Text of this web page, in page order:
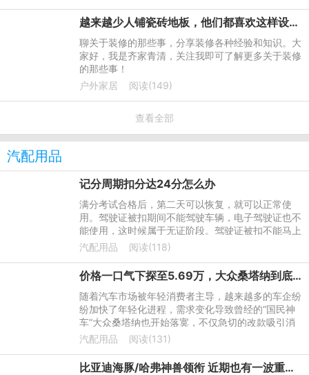
越来越少人铺瓷砖地板，他们都喜欢这样设计，实用又美观
聊关于装修的那些事，分享装修各种经验和知识。大
家好，我是齐家青清，关注我即可了解更多关于装修
的那些事！
户外家居
阅读(149)
查看全部
汽配用品
记分周期扣分达24分怎么办
满分考试合格后，第二天可以恢复，就可以正常使
用。驾驶证被扣期间不能驾驶车辆，电子驾驶证也不
能使用，这时候属于无证阶段。驾驶证被扣不能马上
考试，需要先报名科目一培训，最快七天后参加考
汽配用品 阅读(118)
价格一口气下探至5.69万，大众桑塔纳到底值不值得入手？
随着汽车市场被年轻消费者主导，越来越多的车企纷
纷加快了年轻化进程，需求变化导致曾经的“国民神
车”大众桑塔纳也开始落寞，不仅急切的改款吸引消
费者，还得通过打“价格战”来占领市场份额。
汽配用品 阅读(131)
比亚迪海豚/哈弗神兽领衔 近期也有一波重磅国产车驾到